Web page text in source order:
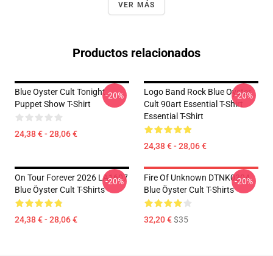
VER MÁS
Productos relacionados
Blue Oyster Cult Tonight
Puppet Show T-Shirt
24,38 € - 28,06 €
-20%
Logo Band Rock Blue Oyster
Cult 90art Essential T-Shirt
Essential T-Shirt
24,38 € - 28,06 €
-20%
On Tour Forever 2026 LA1607
Blue Öyster Cult T-Shirts
24,38 € - 28,06 €
-20%
Fire Of Unknown DTNK0304
Blue Öyster Cult T-Shirts
32,20 €$35
-20%